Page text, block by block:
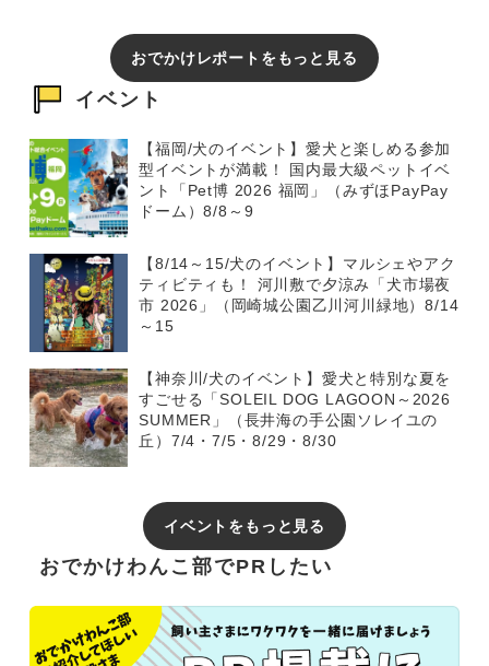
おでかけレポートをもっと見る
イベント
【福岡/犬のイベント】愛犬と楽しめる参加
型イベントが満載！ 国内最大級ペットイベ
ント「Pet博 2026 福岡」（みずほPayPay
ドーム）8/8～9
【8/14～15/犬のイベント】マルシェやアク
ティビティも！ 河川敷で夕涼み「犬市場夜
市 2026」（岡崎城公園乙川河川緑地）8/14
～15
【神奈川/犬のイベント】愛犬と特別な夏を
すごせる「SOLEIL DOG LAGOON～2026
SUMMER」（長井海の手公園ソレイユの
丘）7/4・7/5・8/29・8/30
イベントをもっと見る
おでかけわんこ部でPRしたい